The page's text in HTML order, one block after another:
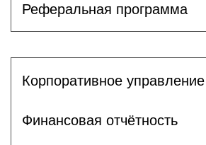
Реферальная программа
Корпоративное управление
Финансовая отчётность